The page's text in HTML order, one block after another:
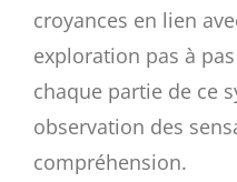
croyances en lien
exploration pas à
chaque partie de ce
observation des
compréhension.